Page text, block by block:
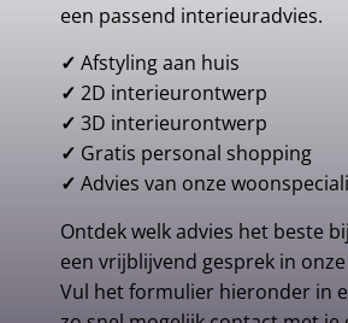
een passend interieuradvies.
✓ Afstyling aan huis
✓ 2D interieurontwerp
✓ 3D interieurontwerp
✓ Gratis personal shopping
✓ Advies van onze
Ontdek welk advies het beste
een vrijblijvend gesprek in
Vul het formulier hieronder in